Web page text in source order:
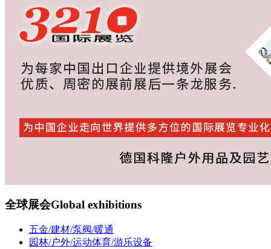
全球展会Global exhibitions
五金/建材/泵阀/暖通
园林/户外/运动体育/游乐设备